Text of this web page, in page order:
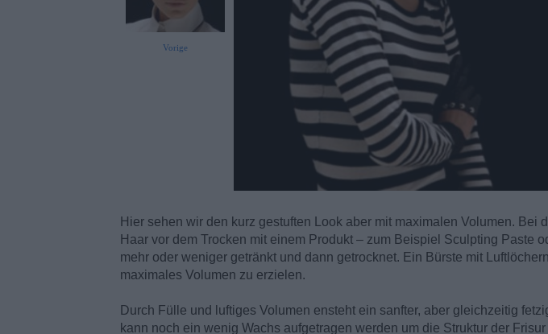
Vorige
Hier sehen wir den kurz gestuften Look aber mit maximalen Volumen. Bei
Haar vor dem Trocken mit einem Produkt – zum Beispiel Sculpting Paste
mehr oder weniger getränkt und dann getrocknet. Ein Bürste mit
maximales Volumen zu erzielen.
Durch Fülle und luftiges Volumen ensteht ein sanfter, aber gleichzeitig
kann noch ein wenig Wachs aufgetragen werden um die Struktur der